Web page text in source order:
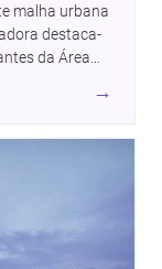
malha urbana
destaca-
da Área
→